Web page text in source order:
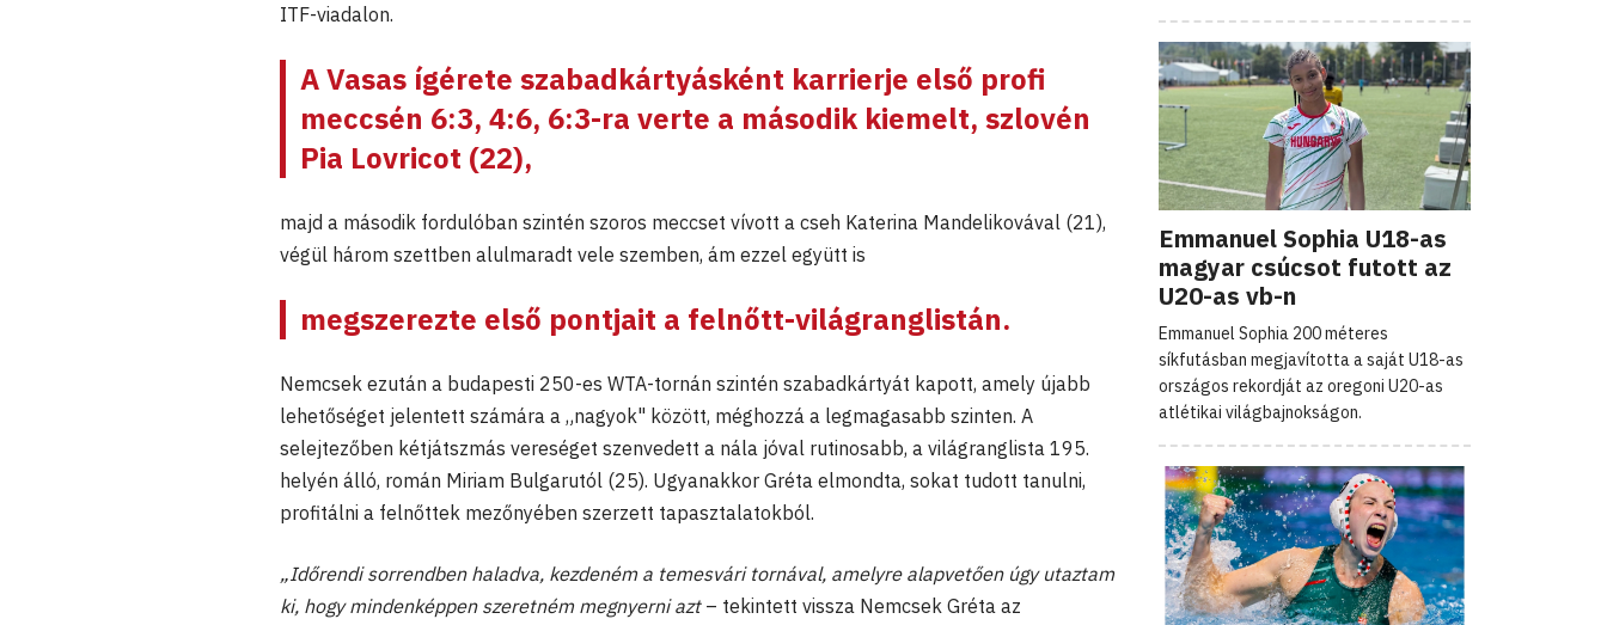
ITF-viadalon.
A Vasas ígérete szabadkártyásként karrierje első profi
meccsén 6:3, 4:6, 6:3-ra verte a második kiemelt, szlovén
Pia Lovricot (22),
majd a második fordulóban szintén szoros meccset vívott a cseh Katerina Mandelikovával (21),
végül három szettben alulmaradt vele szemben, ám ezzel együtt is
megszerezte első pontjait a felnőtt-világranglistán.
Nemcsek ezután a budapesti 250-es WTA-tornán szintén szabadkártyát kapott, amely újabb
lehetőséget jelentett számára a „nagyok" között, méghozzá a legmagasabb szinten. A
selejtezőben kétjátszmás vereséget szenvedett a nála jóval rutinosabb, a világranglista 195.
helyén álló, román Miriam Bulgarutól (25). Ugyanakkor Gréta elmondta, sokat tudott tanulni,
profitálni a felnőttek mezőnyében szerzett tapasztalatokból.
„Időrendi sorrendben haladva, kezdeném a temesvári tornával, amelyre alapvetően úgy utaztam
ki, hogy mindenképpen szeretném megnyerni azt – tekintett vissza Nemcsek Gréta az
Emmanuel Sophia U18-as
magyar csúcsot futott az
U20-as vb-n
Emmanuel Sophia 200 méteres
síkfutásban megjavította a saját U18-as
országos rekordját az oregoni U20-as
atlétikai világbajnokságon.